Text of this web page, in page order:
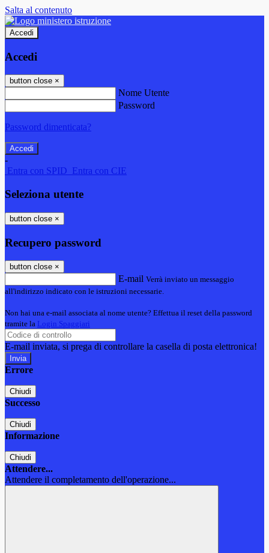
Salta al contenuto
Accedi
Accedi
button close ×
Nome Utente
Password
Password dimenticata?
-
Entra con SPID Entra con CIE
Seleziona utente
button close ×
Recupero password
button close ×
E-mail Verrà inviato un messaggio
all'indirizzo indicato con le istruzioni necessarie.
Non hai una e-mail associata al nome utente? Effettua il reset della password
tramite la Login Spaggiari
E-mail inviata, si prega di controllare la casella di posta elettronica!
Errore
Chiudi
Successo
Chiudi
Informazione
Chiudi
Attendere...
Attendere il completamento dell'operazione...